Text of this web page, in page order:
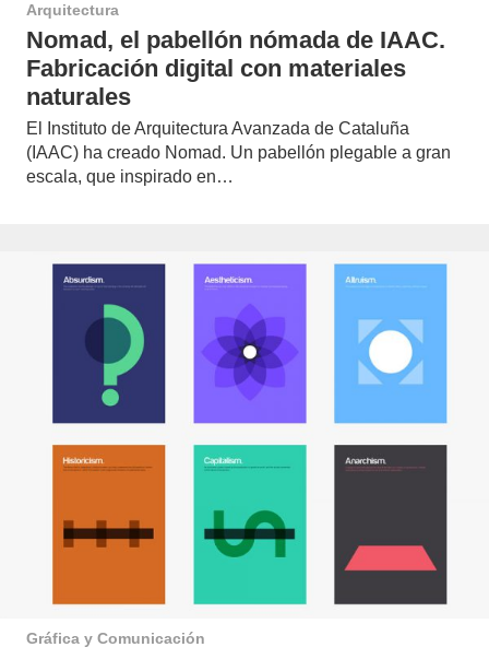
Arquitectura
Nomad, el pabellón nómada de IAAC.
Fabricación digital con materiales
naturales
El Instituto de Arquitectura Avanzada de Cataluña
(IAAC) ha creado Nomad. Un pabellón plegable a gran
escala, que inspirado en…
Gráfica y Comunicación